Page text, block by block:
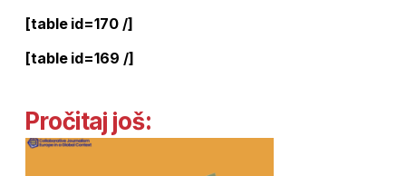
[table id=170 /]
[table id=169 /]
Pročitaj još: